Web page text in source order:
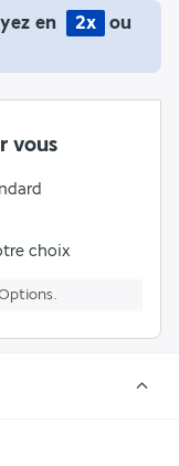
en 2x
ou
vous
choix